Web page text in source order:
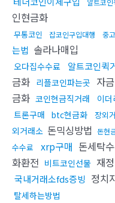
알트코
인현금화
무통코인 잡코인구입대행 중
는법 솔라나매입
오다집수수료 알트코인퀵
금화 리플코인파는곳 자
금화 코인현금직거래 이
트론구매 btc현금화 장외
외거래소 돈믹싱방법 돈현
수수료
xrp구매 돈세탁
화환전 비트코인선물 재
국내거래소fds증빙 정치
탈세하는방법